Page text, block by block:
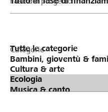
Categorie